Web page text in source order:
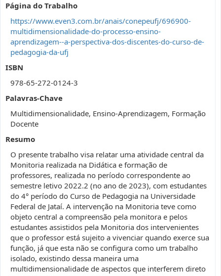
Página do Trabalho
https://www.even3.com.br/anais/conepeufj/696900-
multidimensionalidade-do-processo-ensino-
aprendizagem--a-perspectiva-dos-discentes-do-curso-de-
pedagogia-da-ufj
ISBN
978-65-272-0124-3
Palavras-Chave
Multidimensionalidade, Ensino-Aprendizagem, Formação
Docente
Resumo
O presente trabalho visa relatar uma atividade central da
Monitoria realizada na Didática e formação de
professores, realizada no período correspondente ao
semestre letivo 2022.2 (no ano de 2023), com estudantes
do 4° período do Curso de Pedagogia na Universidade
Federal de Jataí. A intervenção na Monitoria teve como
objeto central a compreensão pela monitora e pelos
estudantes assistidos pela Monitoria dos intervenientes
que o professor está sujeito a vivenciar quando exerce sua
função, já que esta não se configura como um trabalho
isolado, existindo dessa maneira uma
multidimensionalidade de aspectos que interferem direto